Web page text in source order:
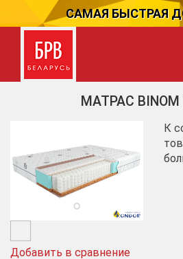
САМАЯ БЫСТРАЯ
МАТРАС BINOM
Добавить в сравнение
К